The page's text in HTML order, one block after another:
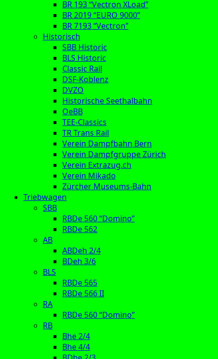
BR 193 “Vectron XLoad”
BR 2019 “EURO 9000”
BR 7193 “Vectron”
Historisch
SBB Historic
BLS Historic
Classic Rail
DSF-Koblenz
DVZO
Historische Seethalbahn
OeBB
TEE-Classics
TR Trans Rail
Verein Dampfbahn Bern
Verein Dampfgruppe Zürich
Verein Extrazug.ch
Verein Mikado
Zürcher Museums-Bahn
Triebwagen
SBB
RBDe 560 “Domino”
RBDe 562
AB
ABDeh 2/4
BDeh 3/6
BLS
RBDe 565
RBDe 566 II
RA
RBDe 560 “Domino”
RB
Bhe 2/4
Bhe 4/4